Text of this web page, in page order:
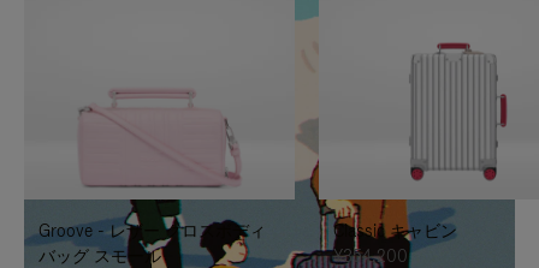
TO
IT
UNMUTE
IT
Groove - レザー クロスボディ
バッグ スモール
Classic キャビン
¥354,200